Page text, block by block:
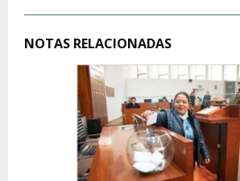
NOTAS RELACIONADAS